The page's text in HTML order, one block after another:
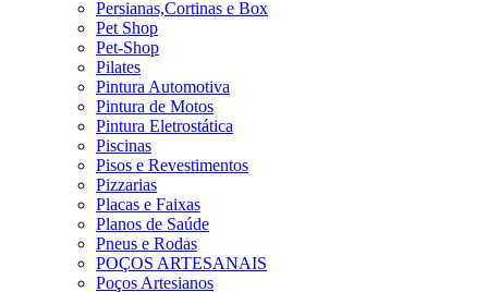
Persianas,Cortinas e Box
Pet Shop
Pet-Shop
Pilates
Pintura Automotiva
Pintura de Motos
Pintura Eletrostática
Piscinas
Pisos e Revestimentos
Pizzarias
Placas e Faixas
Planos de Saúde
Pneus e Rodas
POÇOS ARTESANAIS
Poços Artesianos